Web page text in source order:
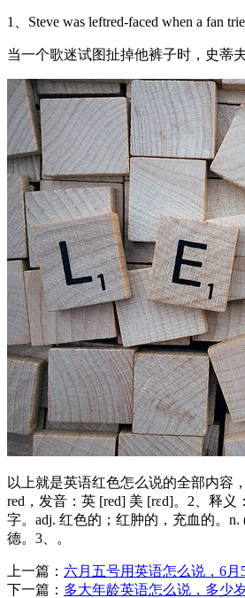
1、Steve was leftred-faced when a fan
当一个歌迷试图扯掉他裤子时，史蒂
以上就是英语红色怎么说的全部内容
red，发音：英 [red] 美 [rɛd]。2、释义
字。adj. 红色的；红肿的，充血的。n.
德。3、。
上一篇： 六月五号用英语怎么说，6
下一篇： 多大年龄英语怎么说，多少